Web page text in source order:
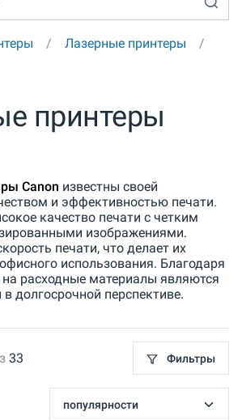
Лазерные принтеры
принтеры
Canon известны своей
и эффективностью печати.
качество печати с четким
изображениями.
печати, что делает их
использования. Благодаря
расходные материалы являются
долгосрочной перспективе.
33 Фильтры